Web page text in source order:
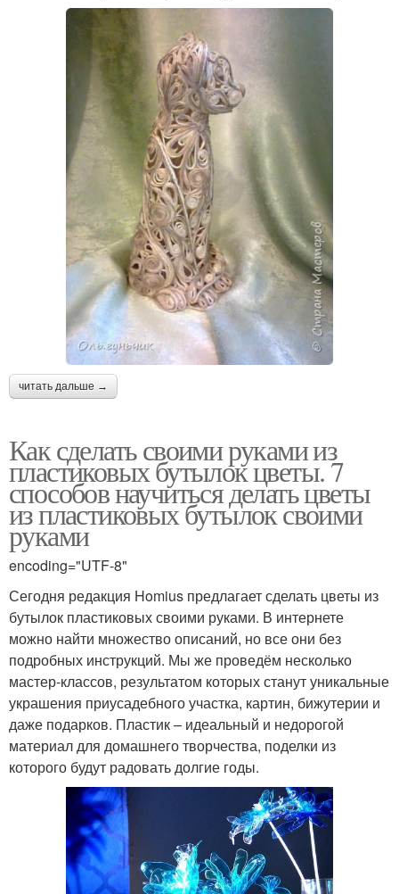
читать дальше →
Как сделать своими руками из
пластиковых бутылок цветы. 7
способов научиться делать цветы
из пластиковых бутылок своими
руками
encoding="UTF-8"
Сегодня редакция Homius предлагает сделать цветы из
бутылок пластиковых своими руками. В интернете
можно найти множество описаний, но все они без
подробных инструкций. Мы же проведём несколько
мастер-классов, результатом которых станут уникальные
украшения приусадебного участка, картин, бижутерии и
даже подарков. Пластик – идеальный и недорогой
материал для домашнего творчества, поделки из
которого будут радовать долгие годы.